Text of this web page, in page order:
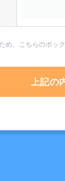
め、こちらのボッ